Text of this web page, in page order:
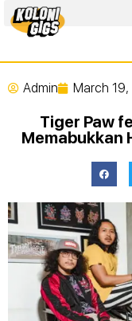
Admin March
Tiger Paw
Memabukkan